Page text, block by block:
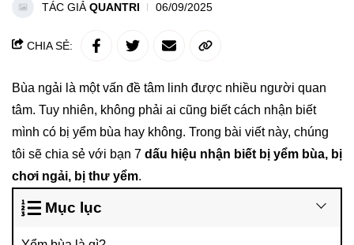
TÁC GIẢ QUANTRI 06/09/2025
CHIA SẺ:
Bùa ngải là một vấn đề tâm linh được nhiều người quan
tâm. Tuy nhiên, không phải ai cũng biết cách nhận biết
mình có bị yểm bùa hay không. Trong bài viết này, chúng
tôi sẽ chia sẻ với bạn 7 dấu hiệu nhận biết bị yểm bùa, bị
chơi ngải, bị thư yểm.
Mục lục